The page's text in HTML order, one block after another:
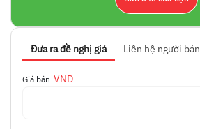
Đưa ra đề nghị giá Liên hệ người bán
Giá bán VND